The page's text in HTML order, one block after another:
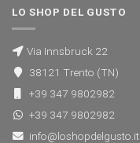
LO SHOP DEL GUSTO
Via Innsbruck 22
38121 Trento (TN)
+39 347 9802982
+39 347 9802982
info@loshopdelgusto.it